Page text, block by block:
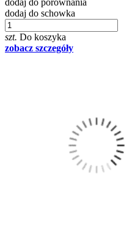
dodaj do porównania
dodaj do schowka
szt. Do koszyka
zobacz szczegóły